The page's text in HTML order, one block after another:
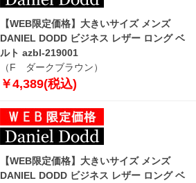
【WEB限定価格】大きいサイズ メンズ
DANIEL DODD ビジネス レザー ロング ベ
ルト azbl-219001
（F ダークブラウン）
￥4,389(税込)
【WEB限定価格】大きいサイズ メンズ
DANIEL DODD ビジネス レザー ロング ベ